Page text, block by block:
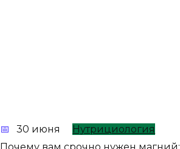
30 июня
Нутрициология
Почему вам срочно нужен